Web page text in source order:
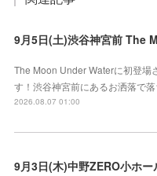
The Moon Under Waterに初登場
す！渋谷神宮前にあるお洒落で
2026.08.07 01:00